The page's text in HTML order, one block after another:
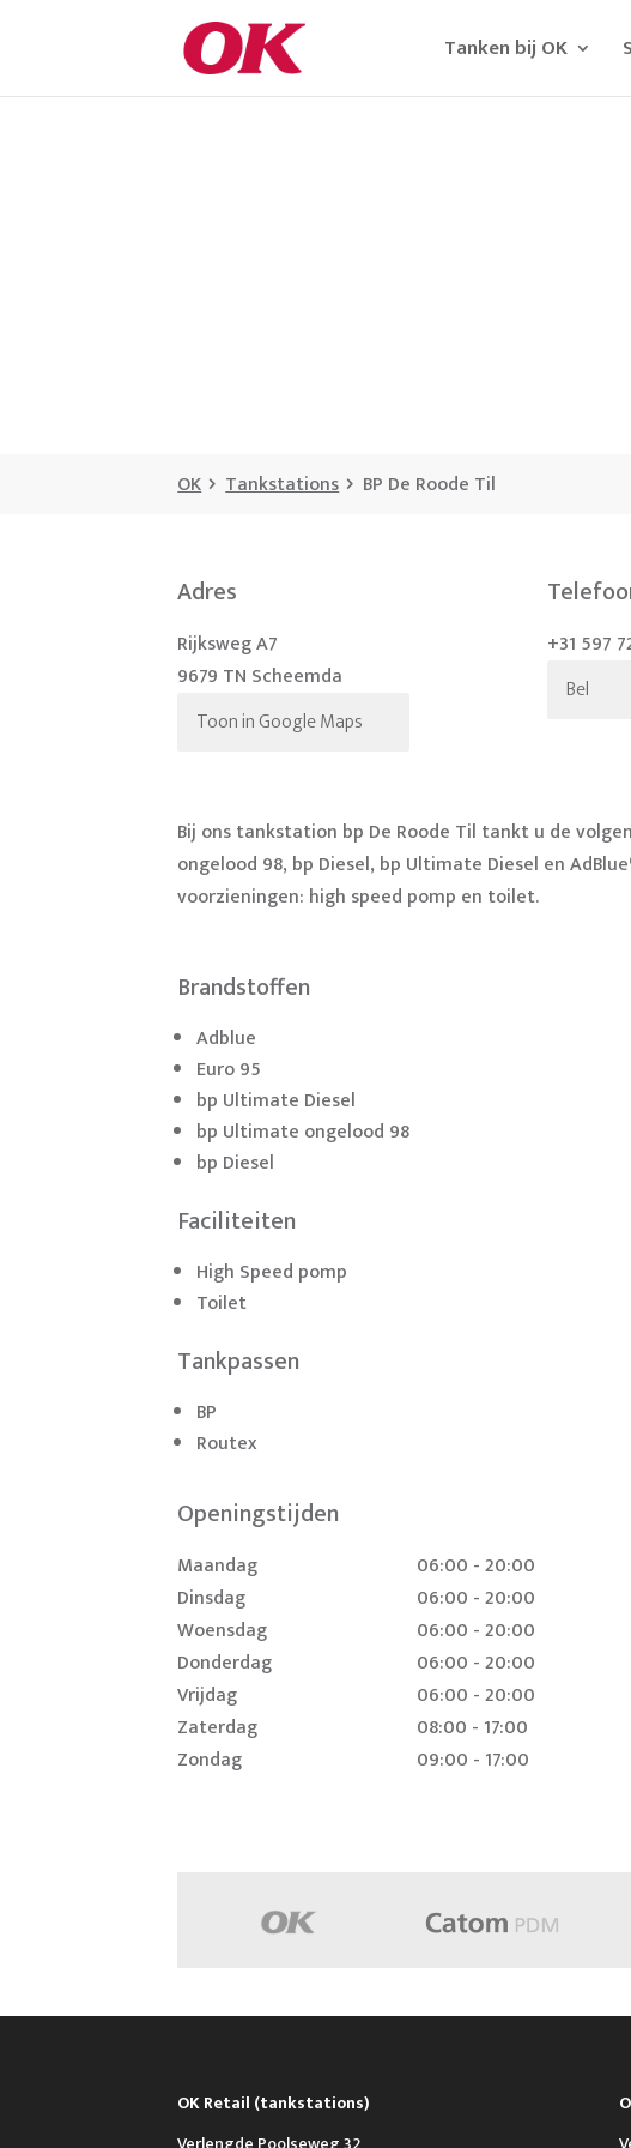
Tanken bij OK
OK Tankstations BP De Roode Til
Adres
Rijksweg A7
9679 TN Scheemda
Toon in Google Maps
+31 597
Bel
Bij ons tankstation bp De Roode Til tankt u de
ongelood 98, bp Diesel, bp Ultimate Diesel en
voorzieningen: high speed pomp en toilet.
Brandstoffen
Adblue
Euro 95
bp Ultimate Diesel
bp Ultimate ongelood 98
bp Diesel
Faciliteiten
High Speed pomp
Toilet
Tankpassen
BP
Routex
Openingstijden
Maandag
06:00 - 20:00
Dinsdag
06:00 - 20:00
Woensdag
06:00 - 20:00
Donderdag
06:00 - 20:00
Vrijdag
06:00 - 20:00
Zaterdag
08:00 - 17:00
Zondag
09:00 - 17:00
OK Retail (tankstations)